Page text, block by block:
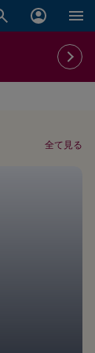
全て見る